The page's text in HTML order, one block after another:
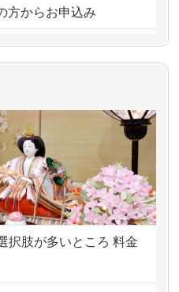
方からお申込み
方からお申込み
方からお申込み
方からお申込み
方からお申込み
方からお申込み
方からお申込み
択肢が多いところ 料金